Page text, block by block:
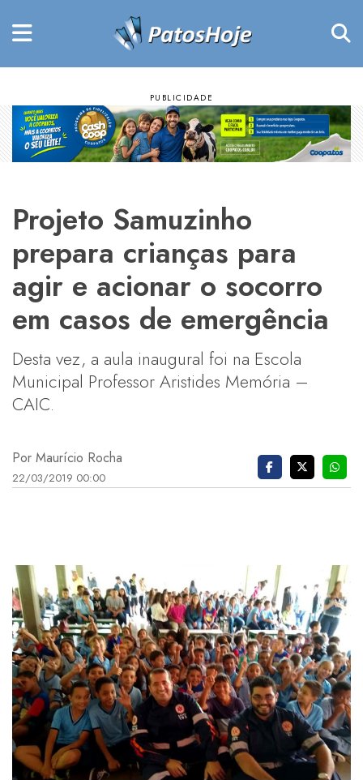
Projeto Samuzinho
prepara crianças para
agir e acionar o socorro
em casos de emergência
Desta vez, a aula inaugural foi na Escola
Municipal Professor Aristides Memória –
CAIC.
Por Maurício Rocha
22/03/2019 00:00